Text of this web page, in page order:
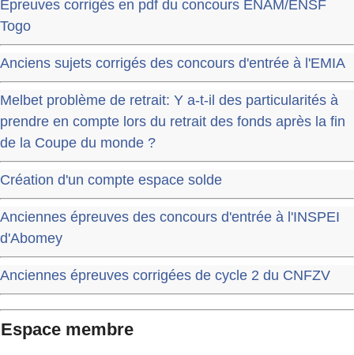
Épreuves corrigés en pdf du concours ENAM/ENSF
Togo
Anciens sujets corrigés des concours d'entrée à l'EMIA
Melbet problème de retrait: Y a-t-il des particularités à
prendre en compte lors du retrait des fonds après la fin
de la Coupe du monde ?
Création d'un compte espace solde
Anciennes épreuves des concours d'entrée à l'INSPEI
d'Abomey
Anciennes épreuves corrigées de cycle 2 du CNFZV
Espace membre